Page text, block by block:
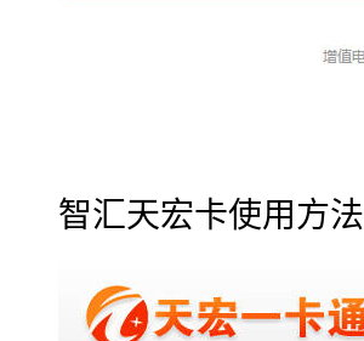
智汇天宏卡使用方法